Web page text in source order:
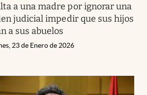
a una madre por ignorar una
judicial impedir que sus hijos
a sus abuelos
23 de Enero de 2026